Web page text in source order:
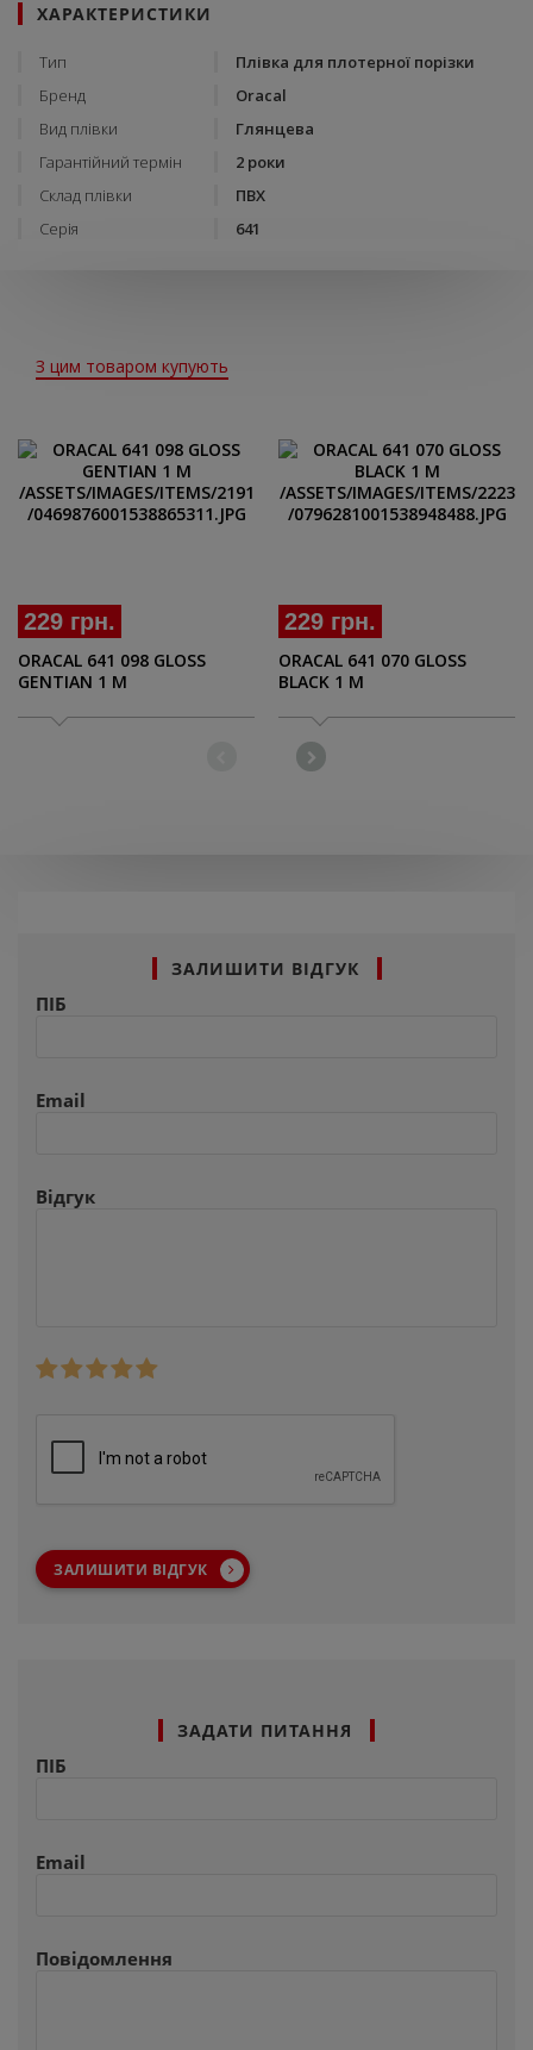
ХАРАКТЕРИСТИКИ
Тип
Плівка для плотерної порізки
Бренд
Oracal
Вид плівки
Глянцева
Гарантійний термін
2 роки
Склад плівки
ПВХ
Серія
641
З цим товаром купують
229 грн.
ORACAL 641 098 GLOSS
GENTIAN 1 M
229 грн.
ORACAL 641 070 GLOSS
BLACK 1 M
ЗАЛИШИТИ ВІДГУК
ПІБ
Email
Відгук
ЗАЛИШИТИ ВІДГУК
ЗАДАТИ ПИТАННЯ
ПІБ
Email
Повідомлення